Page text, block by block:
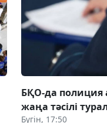
БҚО-да полиция
жаңа тәсілі
Бүгін, 17:50